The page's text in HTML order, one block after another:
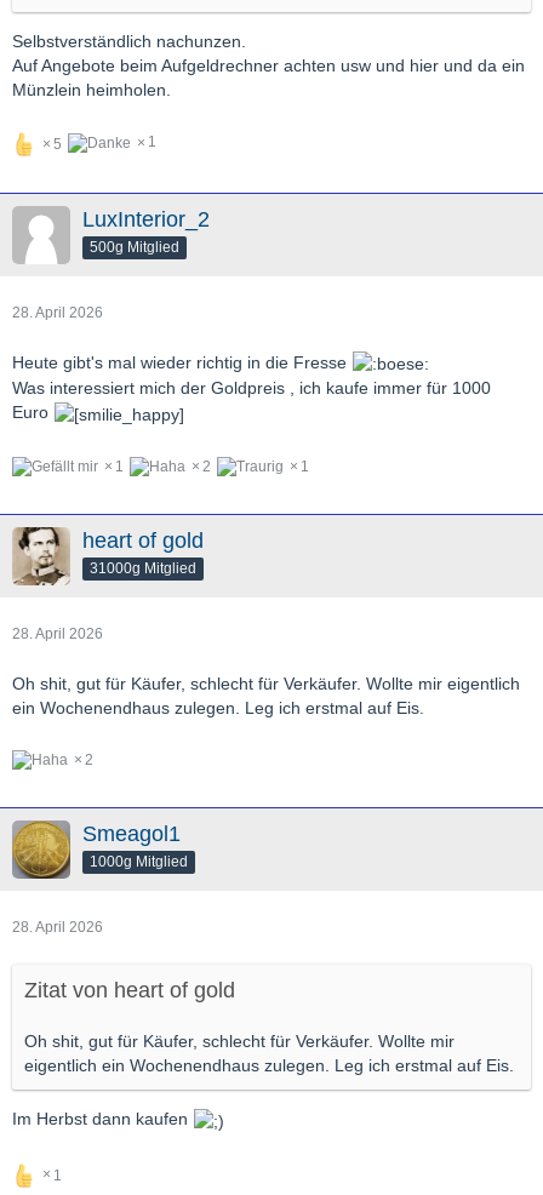
Selbstverständlich nachunzen.
Auf Angebote beim Aufgeldrechner achten usw und hier und da ein
Münzlein heimholen.
5 1
LuxInterior_2
500g Mitglied
28. April 2026
Heute gibt's mal wieder richtig in die Fresse
Was interessiert mich der Goldpreis , ich kaufe immer für 1000
Euro
1 2 1
heart of gold
31000g Mitglied
28. April 2026
Oh shit, gut für Käufer, schlecht für Verkäufer. Wollte mir eigentlich
ein Wochenendhaus zulegen. Leg ich erstmal auf Eis.
2
Smeagol1
1000g Mitglied
28. April 2026
Zitat von heart of gold
Oh shit, gut für Käufer, schlecht für Verkäufer. Wollte mir
eigentlich ein Wochenendhaus zulegen. Leg ich erstmal auf Eis.
Im Herbst dann kaufen
1